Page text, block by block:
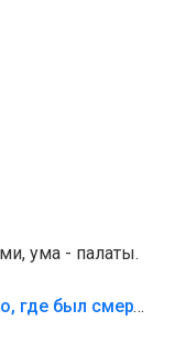
ума - палаты.
«Попал на пику»: СК показал место, где был смертельно травмирован ребенок в Тольятти